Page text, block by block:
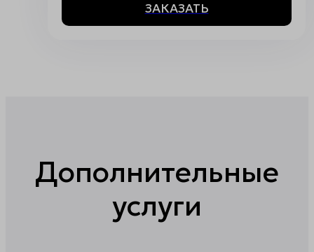
ЗАКАЗАТЬ
Дополнительные
услуги